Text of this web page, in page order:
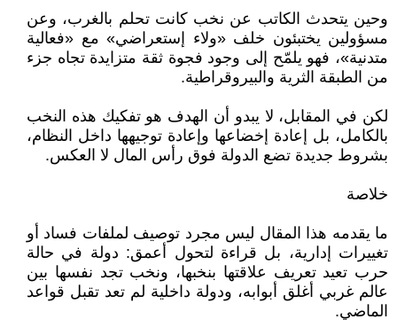
وحين يتحدث الكاتب عن نخب كانت تحلم بالغرب، وعن
مسؤولين يختبئون خلف «ولاء إستعراضي» مع «فعالية
متدنية»، فهو يلمّح إلى وجود فجوة ثقة متزايدة تجاه جزء
من الطبقة الثرية والبيروقراطية.
لكن في المقابل، لا يبدو أن الهدف هو تفكيك هذه النخب
بالكامل، بل إعادة إخضاعها وإعادة توجيهها داخل النظام،
بشروط جديدة تضع الدولة فوق رأس المال لا العكس.
خلاصة
ما يقدمه هذا المقال ليس مجرد توصيف لملفات فساد أو
تغييرات إدارية، بل قراءة لتحول أعمق: دولة في حالة
حرب تعيد تعريف علاقتها بنخبها، ونخب تجد نفسها بين
عالم غربي أغلق أبوابه، ودولة داخلية لم تعد تقبل قواعد
الماضي.